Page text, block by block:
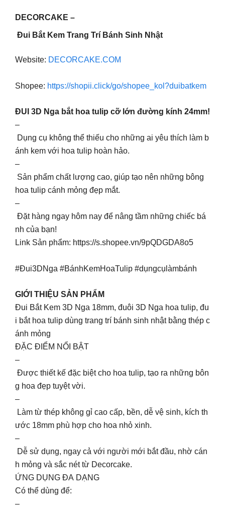
DECORCAKE –
Đui Bắt Kem Trang Trí Bánh Sinh Nhật
Website: DECORCAKE.COM
Shopee: https://shopii.click/go/shopee_kol?duibatkem
ĐUI 3D Nga bắt hoa tulip cỡ lớn đường kính 24mm!
–
Dụng cụ không thể thiếu cho những ai yêu thích làm b
ánh kem với hoa tulip hoàn hảo.
–
Sản phẩm chất lượng cao, giúp tạo nên những bông
hoa tulip cánh mỏng đẹp mắt.
–
Đặt hàng ngay hôm nay để nâng tầm những chiếc bá
nh của bạn!
Link Sản phẩm: https://s.shopee.vn/9pQDGDA8o5
#Đui3DNga #BánhKemHoaTulip #dụngcụlàmbánh
GIỚI THIỆU SẢN PHẨM
Đui Bắt Kem 3D Nga 18mm, đuôi 3D Nga hoa tulip, đu
i bắt hoa tulip dùng trang trí bánh sinh nhật bằng thép c
ánh mỏng
ĐẶC ĐIỂM NỔI BẬT
–
Được thiết kế đặc biệt cho hoa tulip, tạo ra những bôn
g hoa đẹp tuyệt vời.
–
Làm từ thép không gỉ cao cấp, bền, dễ vệ sinh, kích th
ước 18mm phù hợp cho hoa nhỏ xinh.
–
Dễ sử dụng, ngay cả với người mới bắt đầu, nhờ cán
h mỏng và sắc nét từ Decorcake.
ỨNG DỤNG ĐA DẠNG
Có thể dùng để:
–